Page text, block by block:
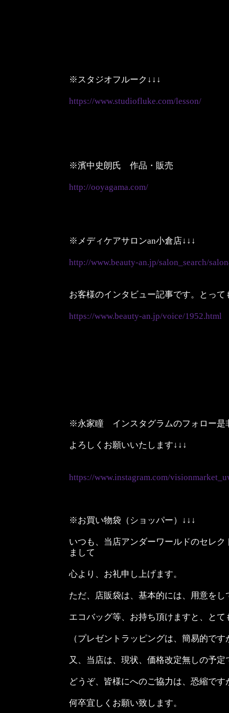
※スタジオフルーク↓↓↓
https://www.studiofluke.com/lesson/
※濱中史朗氏 作品・販売
http://ooyagama.com/
※メディケアサロンan小倉店↓↓↓
http://www.beauty-an.jp/salon_search/
お客様のインタビュー記事です。とって
https://www.beauty-an.jp/voice/1952.html
※永家瞳 インスタグラムのフォロー是
よろしくお願いいたします↓↓↓
https://www.instagram.com/
※お買い物袋（ショッパー）↓↓↓
いつも、当店アンダーワールドのセレ
まして
心より、お礼申し上げます。
ただ、店販袋は、基本的には、用意をし
エコバッグ等、お持ち頂けますと、とて
（プレゼントラッピングは、簡易的で
又、当店は、現状、価格改定無しの予定
どうぞ、皆様にへのご協力は、恐縮です
何卒宜しくお願い致します。